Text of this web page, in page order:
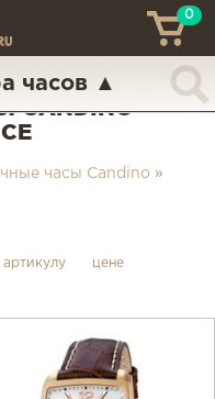
68-49
0
часов ▲
часы Candino »
артикулу цене